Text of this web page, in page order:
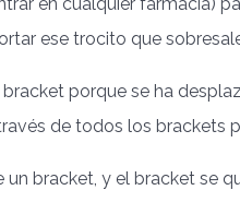
ese trocito que
porque se ha
de todos los brackets
bracket, y el bracket se